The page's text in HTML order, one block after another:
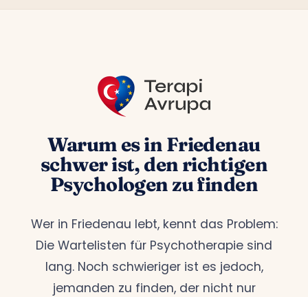
Warum es in Friedenau
schwer ist, den richtigen
Psychologen zu finden
Wer in Friedenau lebt, kennt das Problem:
Die Wartelisten für Psychotherapie sind
lang. Noch schwieriger ist es jedoch,
jemanden zu finden, der nicht nur